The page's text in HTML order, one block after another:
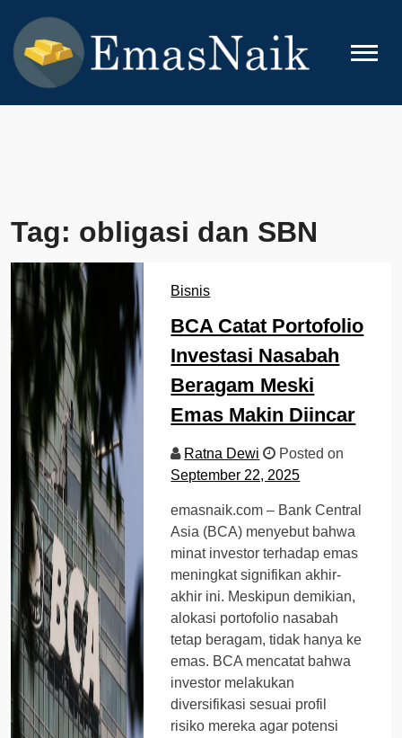
content
EMASNAIK
Topik Seputar Emas
Tag: obligasi dan SBN
Bisnis
BCA Catat Portofolio
Investasi Nasabah
Beragam Meski
Emas Makin Diincar
Ratna Dewi
Posted on
September 22, 2025
emasnaik.com – Bank Central
Asia (BCA) menyebut bahwa
minat investor terhadap emas
meningkat signifikan akhir-
akhir ini. Meskipun demikian,
alokasi portofolio nasabah
tetap beragam, tidak hanya ke
emas. BCA mencatat bahwa
investor melakukan
diversifikasi sesuai profil
risiko mereka agar potensi